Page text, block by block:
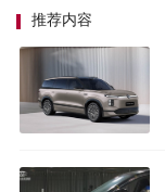
推荐内容